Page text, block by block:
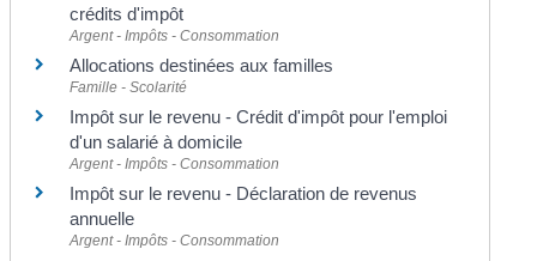
crédits d'impôt
Argent - Impôts - Consommation
Allocations destinées aux familles
Famille - Scolarité
Impôt sur le revenu - Crédit d'impôt pour l'emploi
d'un salarié à domicile
Argent - Impôts - Consommation
Impôt sur le revenu - Déclaration de revenus
annuelle
Argent - Impôts - Consommation